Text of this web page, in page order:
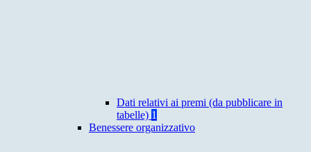
Dati relativi ai premi (da pubblicare in
tabelle) 1
Benessere organizzativo